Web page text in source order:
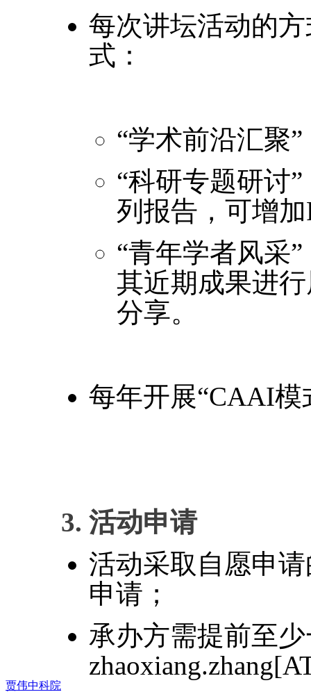
贾伟中科院
每次讲坛活动的
式：
“学术前沿汇聚
“科研专题研讨
列报告，可增
“青年学者风采
其近期成果进
分享。
每年开展“CAAI
3. 活动申请
活动采取自愿申
申请；
承办方需提前至